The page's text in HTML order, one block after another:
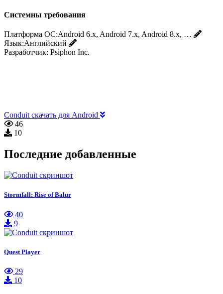
Системны требования
Платформа ОС:Android 6.x, Android 7.x, Android 8.x, …
Язык:Английский
Разработчик: Psiphon Inc.
Conduit скачать для Android
46
10
Последние добавленные
Stormfall: Rise of Balur
40
9
Quest Player
29
10